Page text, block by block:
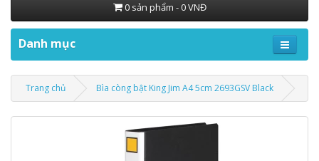
0 sản phẩm - 0 VNĐ
Danh mục
Trang chủ Bìa còng bật King Jim A4 5cm 2693GSV Black